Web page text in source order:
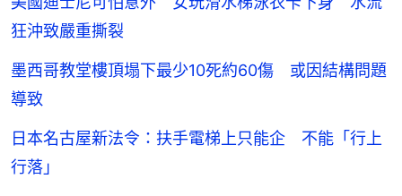
狂沖致嚴重撕裂
墨西哥教堂樓頂塌下最少10死約60傷 或因結構問題
導致
日本名古屋新法令：扶手電梯上只能企 不能「行上
行落」